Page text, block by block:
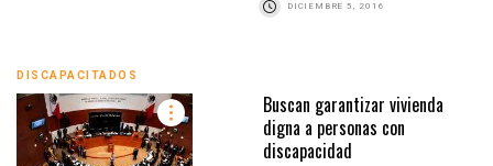
DICIEMBRE 5, 2016
DISCAPACITADOS
Buscan garantizar vivienda
digna a personas con
discapacidad